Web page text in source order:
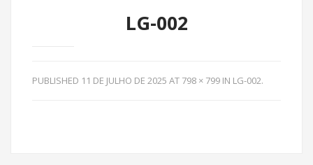
LG-002
PUBLISHED 11 DE JULHO DE 2025 AT 798 × 799 IN LG-002.